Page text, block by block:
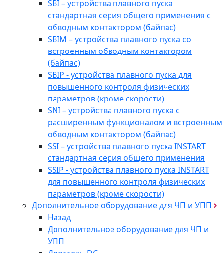
SBI – устройства плавного пуска
стандартная серия общего применения с
обводным контактором (байпас)
SBIM – устройства плавного пуска со
встроенным обводным контактором
(байпас)
SBIP - устройства плавного пуска для
повышенного контроля физических
параметров (кроме скорости)
SNI – устройства плавного пуска с
расширенным функционалом и встроенным
обводным контактором (байпас)
SSI – устройства плавного пуска INSTART
стандартная серия общего применения
SSIP - устройства плавного пуска INSTART
для повышенного контроля физических
параметров (кроме скорости)
Дополнительное оборудование для ЧП и УПП
Назад
Дополнительное оборудование для ЧП и
УПП